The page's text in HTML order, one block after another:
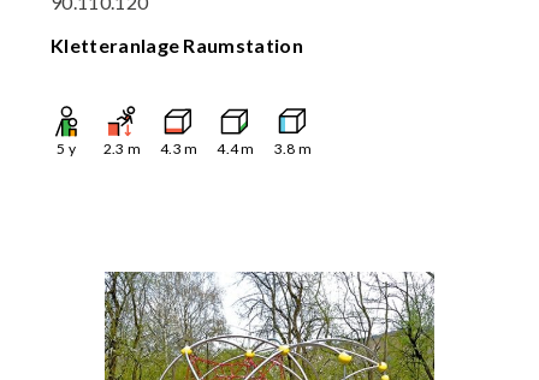
Kletteranlage Raumstation
5 y 2.3 m 4.3 m 4.4m 3.8 m